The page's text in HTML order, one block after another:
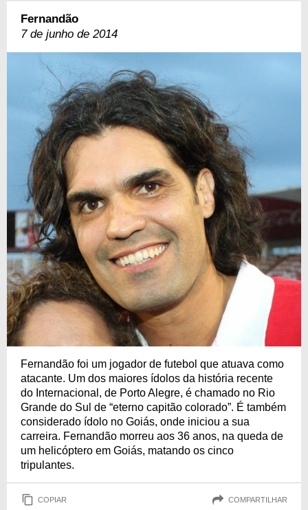
Fernandão
7 de junho de 2014
Fernandão foi um jogador de futebol que atuava como
atacante. Um dos maiores ídolos da história recente
do Internacional, de Porto Alegre, é chamado no Rio
Grande do Sul de “eterno capitão colorado”. É também
considerado ídolo no Goiás, onde iniciou a sua
carreira. Fernandão morreu aos 36 anos, na queda de
um helicóptero em Goiás, matando os cinco
tripulantes.
COPIAR COMPARTILHAR